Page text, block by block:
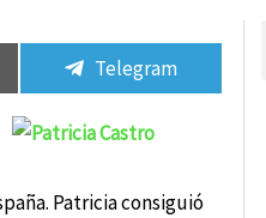
en
Telegram
Patricia consiguió
en